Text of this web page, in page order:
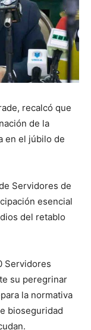
recalcó que
de la
en el júbilo de
Servidores de
esencial
del retablo
Servidores
su peregrinar
la normativa
bioseguridad